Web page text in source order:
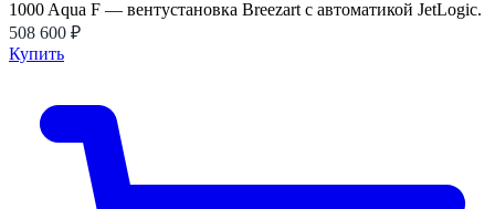
1000 Aqua F — вентустановка Breezart с автоматикой JetLogic.
508 600 ₽
Купить